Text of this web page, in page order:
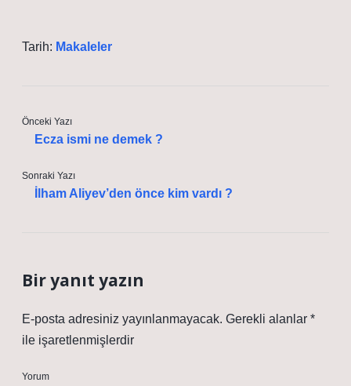
Tarih: Makaleler
Önceki Yazı
Ecza ismi ne demek ?
Sonraki Yazı
İlham Aliyev’den önce kim vardı ?
Bir yanıt yazın
E-posta adresiniz yayınlanmayacak. Gerekli alanlar *
ile işaretlenmişlerdir
Yorum